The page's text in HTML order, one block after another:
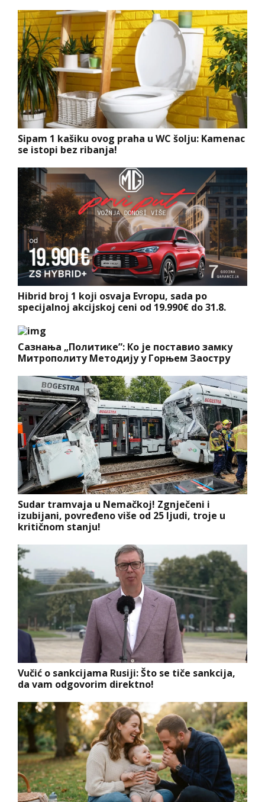
Sipam 1 kašiku ovog praha u WC šolju: Kamenac
se istopi bez ribanja!
Hibrid broj 1 koji osvaja Evropu, sada po
specijalnoj akcijskoj ceni od 19.990€ do 31.8.
Сазнања „Политике”: Ко је поставио замку
Митрополиту Методију у Горњем Заостру
Sudar tramvaja u Nemačkoj! Zgnječeni i
izubijani, povređeno više od 25 ljudi, troje u
kritičnom stanju!
Vučić o sankcijama Rusiji: Što se tiče sankcija,
da vam odgovorim direktno!